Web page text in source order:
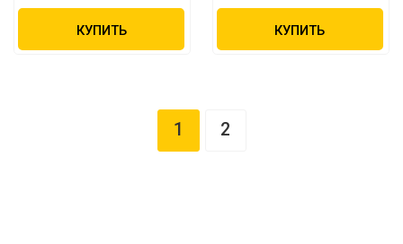
КУПИТЬ КУПИТЬ
1 2